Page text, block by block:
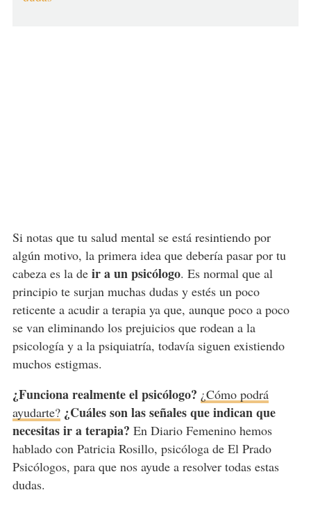
Si notas que tu salud mental se está resintiendo por
algún motivo, la primera idea que debería pasar por tu
cabeza es la de ir a un psicólogo. Es normal que al
principio te surjan muchas dudas y estés un poco
reticente a acudir a terapia ya que, aunque poco a poco
se van eliminando los prejuicios que rodean a la
psicología y a la psiquiatría, todavía siguen existiendo
muchos estigmas.
¿Funciona realmente el psicólogo? ¿Cómo podrá
ayudarte? ¿Cuáles son las señales que indican que
necesitas ir a terapia? En Diario Femenino hemos
hablado con Patricia Rosillo, psicóloga de El Prado
Psicólogos, para que nos ayude a resolver todas estas
dudas.